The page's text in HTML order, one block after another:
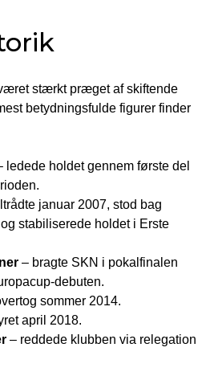
stærkt præget af skiftende
betydningsfulde figurer finder
ledede holdet gennem første del
januar 2007, stod bag
stabiliserede holdet i Erste
– bragte SKN i pokalfinalen
debuten.
sommer 2014.
april 2018.
– reddede klubben via relegation